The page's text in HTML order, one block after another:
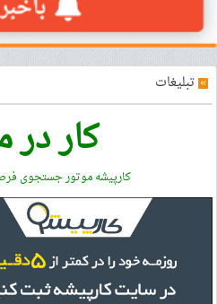
» تبلیغات
کار در
کارپیشه موتور جستجوی